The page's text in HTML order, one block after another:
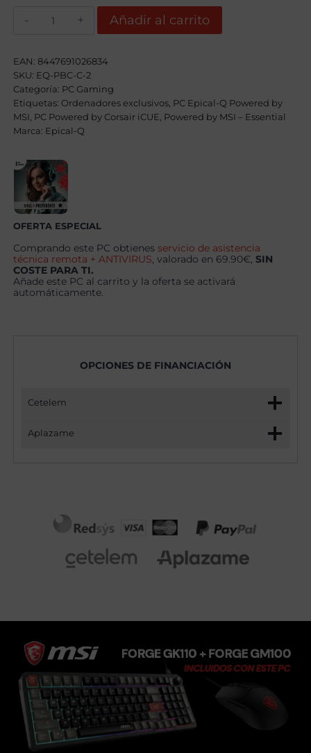
Coul
I
AMD
Ryzen
7
7800X3D,
32GB,
1TB
RTX
5070
+
Windows
11
Pro
Añadir al carrito
EAN:8447691026834
SKU: EQ-PBC-C-2
Categoría: PC Gaming
Etiquetas: Ordenadores exclusivos PC Epical-Q Powered by
MSI PC Powered by Corsair iCUE Powered by MSI – Essential
Marca: Epical-Q
OFERTA ESPECIAL
Comprando este PC obtienes servicio de asistencia
técnica remota + ANTIVIRUS , valorado en 69.90€,SIN
COSTE PARA TI.
Añade este PC al carrito y la oferta se activará
automáticamente.
OPCIONES DE FINANCIACIÓN
Cetelem
Aplazame